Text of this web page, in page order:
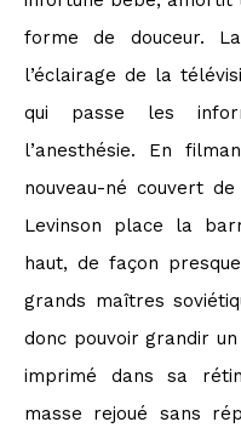
forme de douceur.
l’éclairage de la
qui passe les
l’anesthésie. En
nouveau-né couvert
Levinson place la
haut, de façon
grands maîtres
donc pouvoir grandir
imprimé dans sa
masse rejoué sans